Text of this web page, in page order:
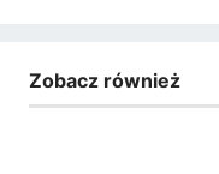
Zobacz również